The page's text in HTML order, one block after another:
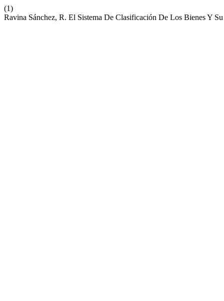
(1)
Ravina Sánchez, R. El Sistema De Clasificación De Los Bienes Y